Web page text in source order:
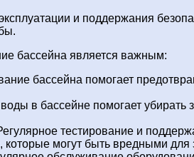
и поддержания
бассейна является важным:
бассейна помогает
в бассейне помогает
тестирование и
которые могут быть вредными для